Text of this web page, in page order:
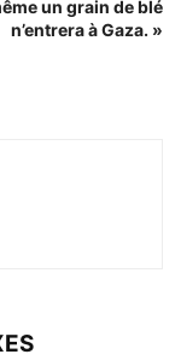
un grain de blé
n’entrera à Gaza. »